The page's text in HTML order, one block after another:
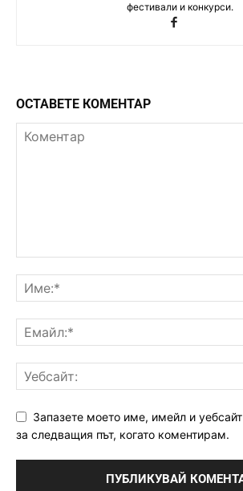
фестивали и конкурси.
ОСТАВЕТЕ КОМЕНТАР
Запазете моето име, имейл и
за следващия път, когато коментирам.